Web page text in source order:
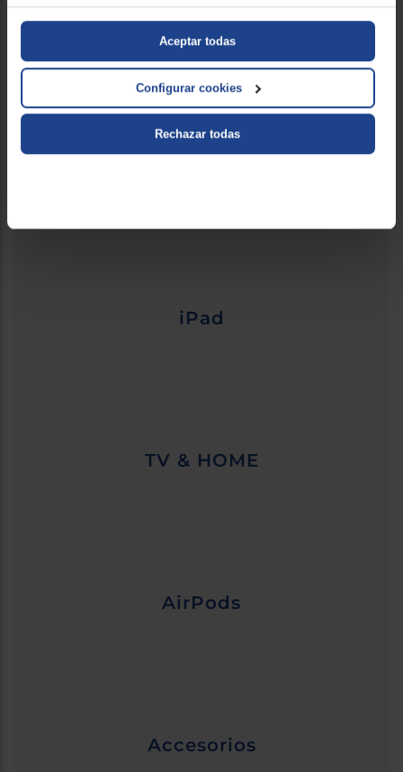
Aceptar todas
Configurar cookies
Rechazar todas
MacBook / iMacs
iPad
TV & HOME
AirPods
Accesorios